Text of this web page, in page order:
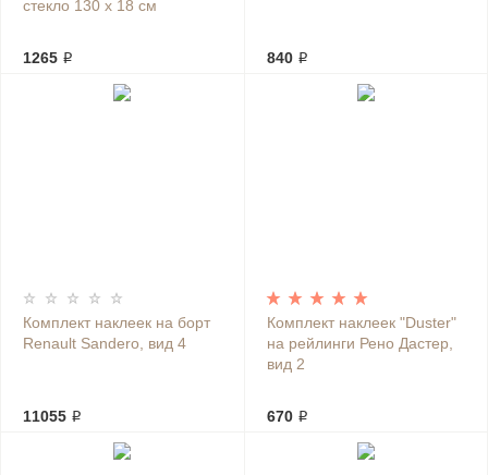
стекло 130 х 18 см
1265 ₽ 840 ₽
Комплект наклеек на борт
Renault Sandero, вид 4
11055 ₽
Комплект наклеек "Duster"
на рейлинги Рено Дастер,
вид 2
670 ₽